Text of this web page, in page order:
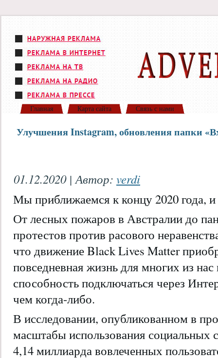
Главная Карта сайта Связь с нами
Улучшения Instagram, обновления папки
01.12.2020 | Автор: verdi
Мы приближаемся к концу 2020 года, и
От лесных пожаров в Австралии до
протестов против расового
что движение Black Lives Matter
повседневная жизнь для многих из
способность подключаться через
чем когда-либо.
В исследовании, опубликованном в
масштабы использования социальных
4,14 миллиарда вовлеченных